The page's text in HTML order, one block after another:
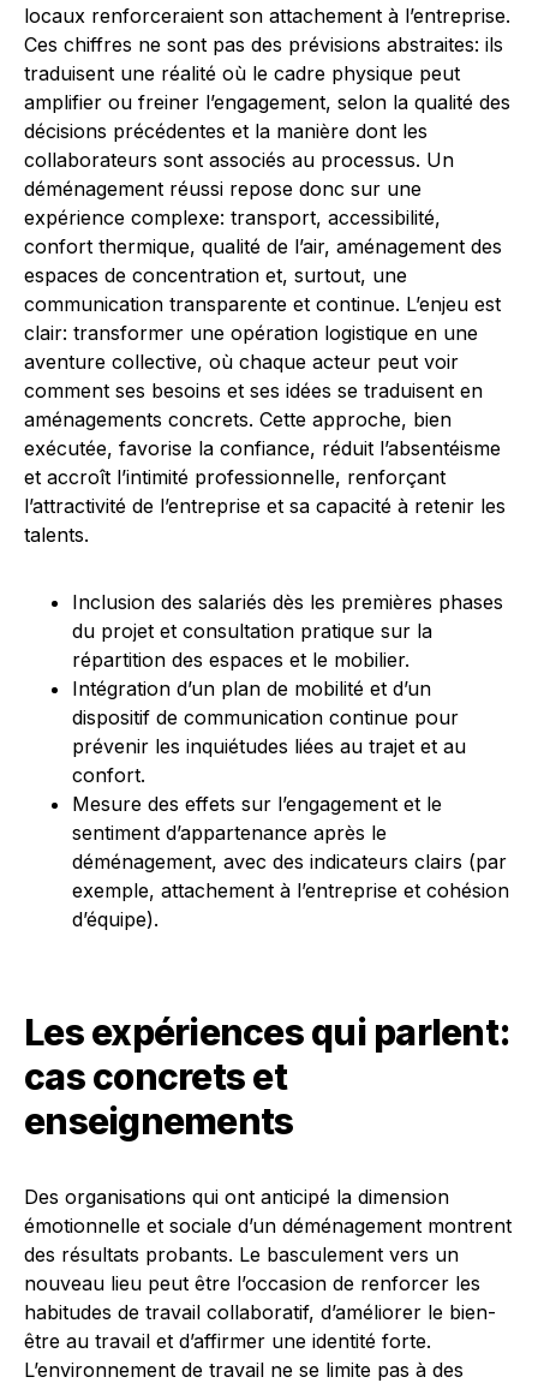
locaux renforceraient son attachement à l’entreprise.
Ces chiffres ne sont pas des prévisions abstraites: ils
traduisent une réalité où le cadre physique peut
amplifier ou freiner l’engagement, selon la qualité des
décisions précédentes et la manière dont les
collaborateurs sont associés au processus. Un
déménagement réussi repose donc sur une
expérience complexe: transport, accessibilité,
confort thermique, qualité de l’air, aménagement des
espaces de concentration et, surtout, une
communication transparente et continue. L’enjeu est
clair: transformer une opération logistique en une
aventure collective, où chaque acteur peut voir
comment ses besoins et ses idées se traduisent en
aménagements concrets. Cette approche, bien
exécutée, favorise la confiance, réduit l’absentéisme
et accroît l’intimité professionnelle, renforçant
l’attractivité de l’entreprise et sa capacité à retenir les
talents.
Inclusion des salariés dès les premières phases
du projet et consultation pratique sur la
répartition des espaces et le mobilier.
Intégration d’un plan de mobilité et d’un
dispositif de communication continue pour
prévenir les inquiétudes liées au trajet et au
confort.
Mesure des effets sur l’engagement et le
sentiment d’appartenance après le
déménagement, avec des indicateurs clairs (par
exemple, attachement à l’entreprise et cohésion
d’équipe).
Les expériences qui parlent:
cas concrets et
enseignements
Des organisations qui ont anticipé la dimension
émotionnelle et sociale d’un déménagement montrent
des résultats probants. Le basculement vers un
nouveau lieu peut être l’occasion de renforcer les
habitudes de travail collaboratif, d’améliorer le bien-
être au travail et d’affirmer une identité forte.
L’environnement de travail ne se limite pas à des